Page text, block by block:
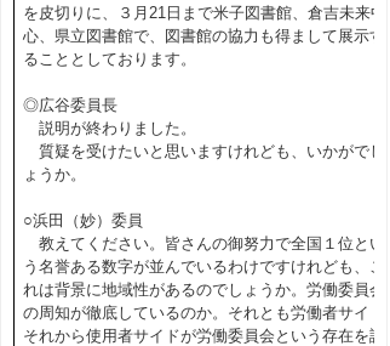
を皮切りに、３月21日まで米子図書館、倉吉未来中
心、県立図書館で、図書館の協力も得まして展示す
ることとしております。
◎広谷委員長
説明が終わりました。
質疑を受けたいと思いますけれども、いかがでし
ょうか。
○浜田（妙）委員
教えてください。皆さんの御努力で全国１位とい
う名誉ある数字が並んでいるわけですけれども、こ
れは背景に地域性があるのでしょうか。労働委員会
の周知が徹底しているのか。それとも労働者サイド
それから使用者サイドが労働委員会という存在を認